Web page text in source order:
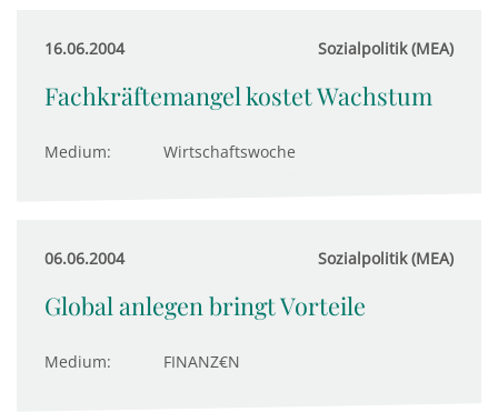
16.06.2004 Sozialpolitik (MEA)
Fachkräftemangel kostet Wachstum
Medium: Wirtschaftswoche
06.06.2004 Sozialpolitik (MEA)
Global anlegen bringt Vorteile
Medium: FINANZ€N